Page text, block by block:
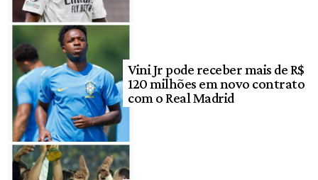
Vini Jr pode receber mais de R$
120 milhões em novo contrato
com o Real Madrid